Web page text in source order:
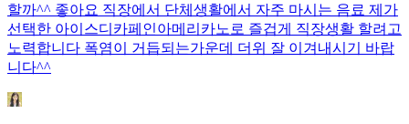
할까^^ 좋아요 직장에서 단체생활에서 자주 마시는 음료 제가
선택한 아이스디카페인아메리카노로 즐겁게 직장생활 할려고
노력합니다 폭염이 거듭되는가운데 더위 잘 이겨내시기 바랍
니다^^